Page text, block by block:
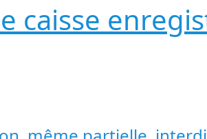
caisse